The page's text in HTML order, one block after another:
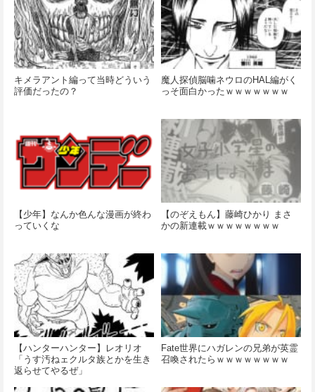
キメラアント編って当時どういう
評価だったの？
魔人探偵脳噛ネウロのHAL編がく
っそ面白かったｗｗｗｗｗｗｗ
【少年】なんか色んな漫画が終わ
っていくな
【のぞえもん】藤崎ひかり まさ
かの新連載ｗｗｗｗｗｗｗｗ
【ハンターハンター】レオリオ
「うす汚ねェクルタ族とかを生き
返らせてやるぜ」
Fate世界にハガレンの兄弟が英霊
召喚されたらｗｗｗｗｗｗｗｗ